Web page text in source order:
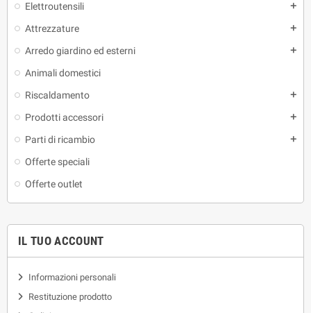
Elettroutensili add
Attrezzature add
Arredo giardino ed esterni add
Animali domestici
Riscaldamento
add
Prodotti accessori add
Parti di ricambio add
Offerte speciali
Offerte outlet
IL TUO ACCOUNT
Informazioni personali
Restituzione prodotto